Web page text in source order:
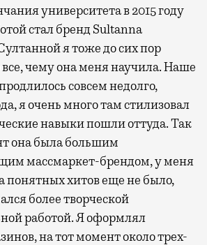
университета в 2015 году
стал бренд Sultanna
я тоже до сих пор
чему она меня научила. Наше
совсем недолго,
я очень много там стилизовал
навыки пошли оттуда. Так
она была большим
массмаркет-брендом, у меня
понятных хитов еще не было,
более творческой
работой. Я оформлял
на тот момент около трех-